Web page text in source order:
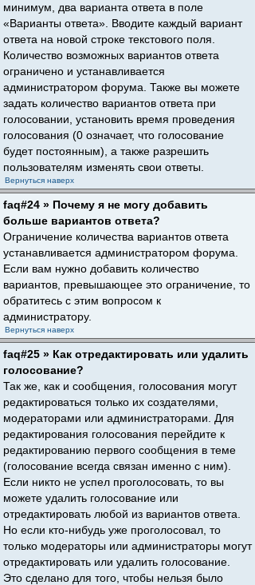
минимум, два варианта ответа в поле
«Варианты ответа». Вводите каждый вариант
ответа на новой строке текстового поля.
Количество возможных вариантов ответа
ограничено и устанавливается
администратором форума. Также вы можете
задать количество вариантов ответа при
голосовании, установить время проведения
голосования (0 означает, что голосование
будет постоянным), а также разрешить
пользователям изменять свои ответы.
Вернуться наверх
faq#24 » Почему я не могу добавить
больше вариантов ответа?
Ограничение количества вариантов ответа
устанавливается администратором форума.
Если вам нужно добавить количество
вариантов, превышающее это ограничение, то
обратитесь с этим вопросом к
администратору.
Вернуться наверх
faq#25 » Как отредактировать или удалить
голосование?
Так же, как и сообщения, голосования могут
редактироваться только их создателями,
модераторами или администраторами. Для
редактирования голосования перейдите к
редактированию первого сообщения в теме
(голосование всегда связан именно с ним).
Если никто не успел проголосовать, то вы
можете удалить голосование или
отредактировать любой из вариантов ответа.
Но если кто-нибудь уже проголосовал, то
только модераторы или администраторы могут
отредактировать или удалить голосование.
Это сделано для того, чтобы нельзя было